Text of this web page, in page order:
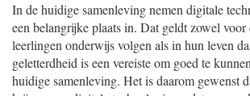
In de huidige samenleving nemen digitale
een belangrijke plaats in. Dat geldt zowel
leerlingen onderwijs volgen als in hun leven
geletterdheid is een vereiste om goed te
huidige samenleving. Het is daarom gewenst